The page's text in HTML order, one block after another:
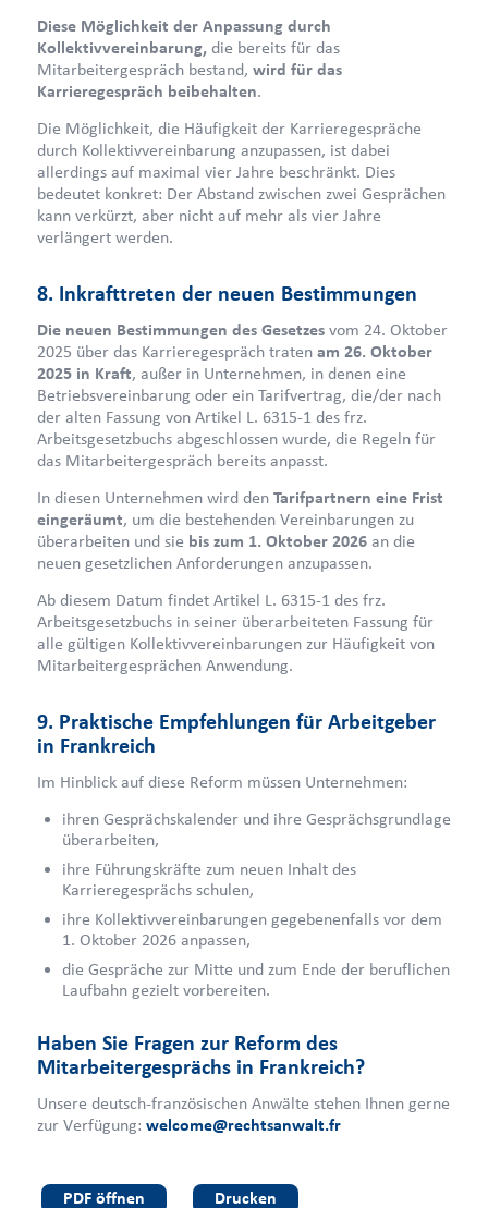
Diese Möglichkeit der Anpassung durch
Kollektivvereinbarung, die bereits für das
Mitarbeitergespräch bestand, wird für das
Karrieregespräch beibehalten.
Die Möglichkeit, die Häufigkeit der Karrieregespräche
durch Kollektivvereinbarung anzupassen, ist dabei
allerdings auf maximal vier Jahre beschränkt. Dies
bedeutet konkret: Der Abstand zwischen zwei Gesprächen
kann verkürzt, aber nicht auf mehr als vier Jahre
verlängert werden.
8. Inkrafttreten der neuen Bestimmungen
Die neuen Bestimmungen des Gesetzesvom 24. Oktober
2025 über das Karrieregespräch traten am 26. Oktober
2025 in Kraft, außer in Unternehmen, in denen eine
Betriebsvereinbarung oder ein Tarifvertrag, die/der nach
der alten Fassung von Artikel L. 6315-1 des frz.
Arbeitsgesetzbuchs abgeschlossen wurde, die Regeln für
das Mitarbeitergespräch bereits anpasst.
In diesen Unternehmen wird den Tarifpartnern eine Frist
eingeräumt, um die bestehenden Vereinbarungen zu
überarbeiten und sie bis zum 1. Oktober 2026an die
neuen gesetzlichen Anforderungen anzupassen.
Ab diesem Datum findet Artikel L. 6315-1 des frz.
Arbeitsgesetzbuchs in seiner überarbeiteten Fassung für
alle gültigen Kollektivvereinbarungen zur Häufigkeit von
Mitarbeitergesprächen Anwendung.
9. Praktische Empfehlungen für Arbeitgeber
in Frankreich
Im Hinblick auf diese Reform müssen Unternehmen:
ihren Gesprächskalender und ihre Gesprächsgrundlage
überarbeiten,
ihre Führungskräfte zum neuen Inhalt des
Karrieregesprächs schulen,
ihre Kollektivvereinbarungen gegebenenfalls vor dem
1. Oktober 2026 anpassen,
die Gespräche zur Mitte und zum Ende der beruflichen
Laufbahn gezielt vorbereiten.
Haben Sie Fragen zur Reform des
Mitarbeitergesprächs in Frankreich?
Unsere deutsch-französischen Anwälte stehen Ihnen gerne
zur Verfügung: welcome@rechtsanwalt.fr
PDF öffnen Drucken